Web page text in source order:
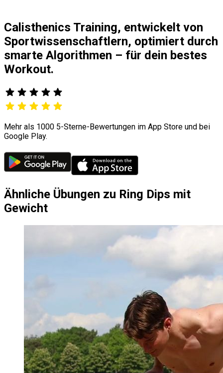
Calisthenics Training, entwickelt von
Sportwissenschaftlern, optimiert durch
smarte Algorithmen – für dein bestes
Workout.
Mehr als 1000 5-Sterne-Bewertungen im App Store und bei
Google Play.
Ähnliche Übungen zu Ring Dips mit
Gewicht